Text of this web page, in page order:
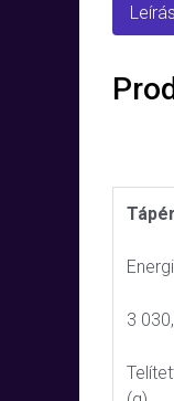
Leírás
3